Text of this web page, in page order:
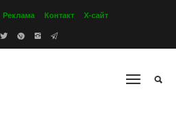
Реклама Контакт Х-сайт